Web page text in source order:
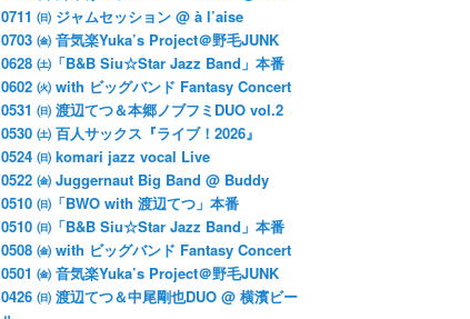
0711 ㈰ ジャムセッション @ à l’aise
0703 ㈮ 音気楽Yuka’s Project＠野毛JUNK
0628 ㈯「B&B Siu☆Star Jazz Band」本番
0602 ㈫ with ビッグバンド Fantasy Concert
0531 ㈰ 渡辺てつ＆本郷ノブフミDUO vol.2
0530 ㈯ 百人サックス『ライブ！2026』
0524 ㈰ komari jazz vocal Live
0522 ㈮ Juggernaut Big Band @ Buddy
0510 ㈰「BWO with 渡辺てつ」本番
0510 ㈰「B&B Siu☆Star Jazz Band」本番
0508 ㈮ with ビッグバンド Fantasy Concert
0501 ㈮ 音気楽Yuka’s Project＠野毛JUNK
0426 ㈰ 渡辺てつ＆中尾剛也DUO @ 横濱ビー